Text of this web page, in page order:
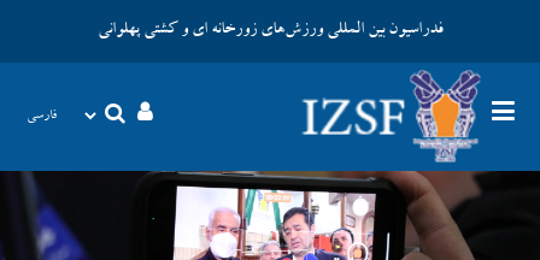
فدراسیون بین المللی ورزش‌های زورخانه ای و کشتی پهلوانی